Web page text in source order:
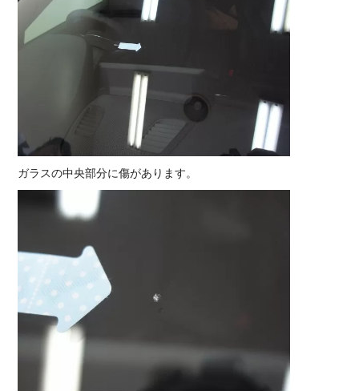
ガラスの中央部分に傷があります。